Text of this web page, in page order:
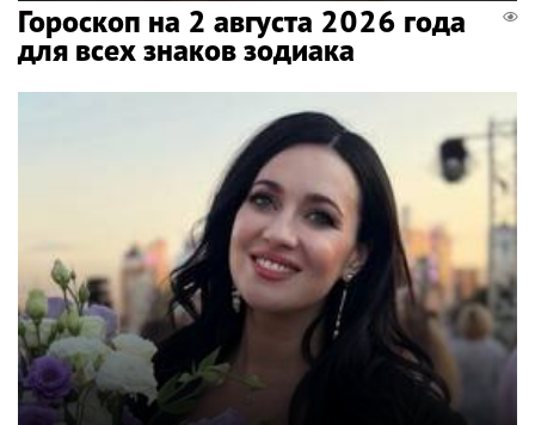
Гороскоп на 2 августа 2026 года
для всех знаков зодиака